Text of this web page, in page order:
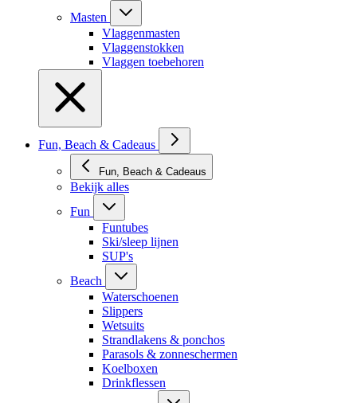
Masten
Vlaggenmasten
Vlaggenstokken
Vlaggen toebehoren
Fun, Beach & Cadeaus
Fun, Beach & Cadeaus
Bekijk alles
Fun
Funtubes
Ski/sleep lijnen
SUP's
Beach
Waterschoenen
Slippers
Wetsuits
Strandlakens & ponchos
Parasols & zonneschermen
Koelboxen
Drinkflessen